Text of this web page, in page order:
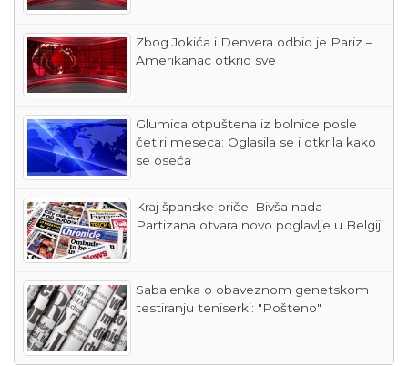
Zbog Jokića i Denvera odbio je Pariz –
Amerikanac otkrio sve
Glumica otpuštena iz bolnice posle
četiri meseca: Oglasila se i otkrila kako
se oseća
Kraj španske priče: Bivša nada
Partizana otvara novo poglavlje u Belgiji
Sabalenka o obaveznom genetskom
testiranju teniserki: "Pošteno"